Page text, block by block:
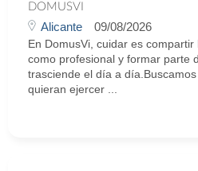
DOMUSVI
Alicante 09/08/2026
En DomusVi, cuidar es
como profesional y formar parte
trasciende el día a
quieran ejercer ...